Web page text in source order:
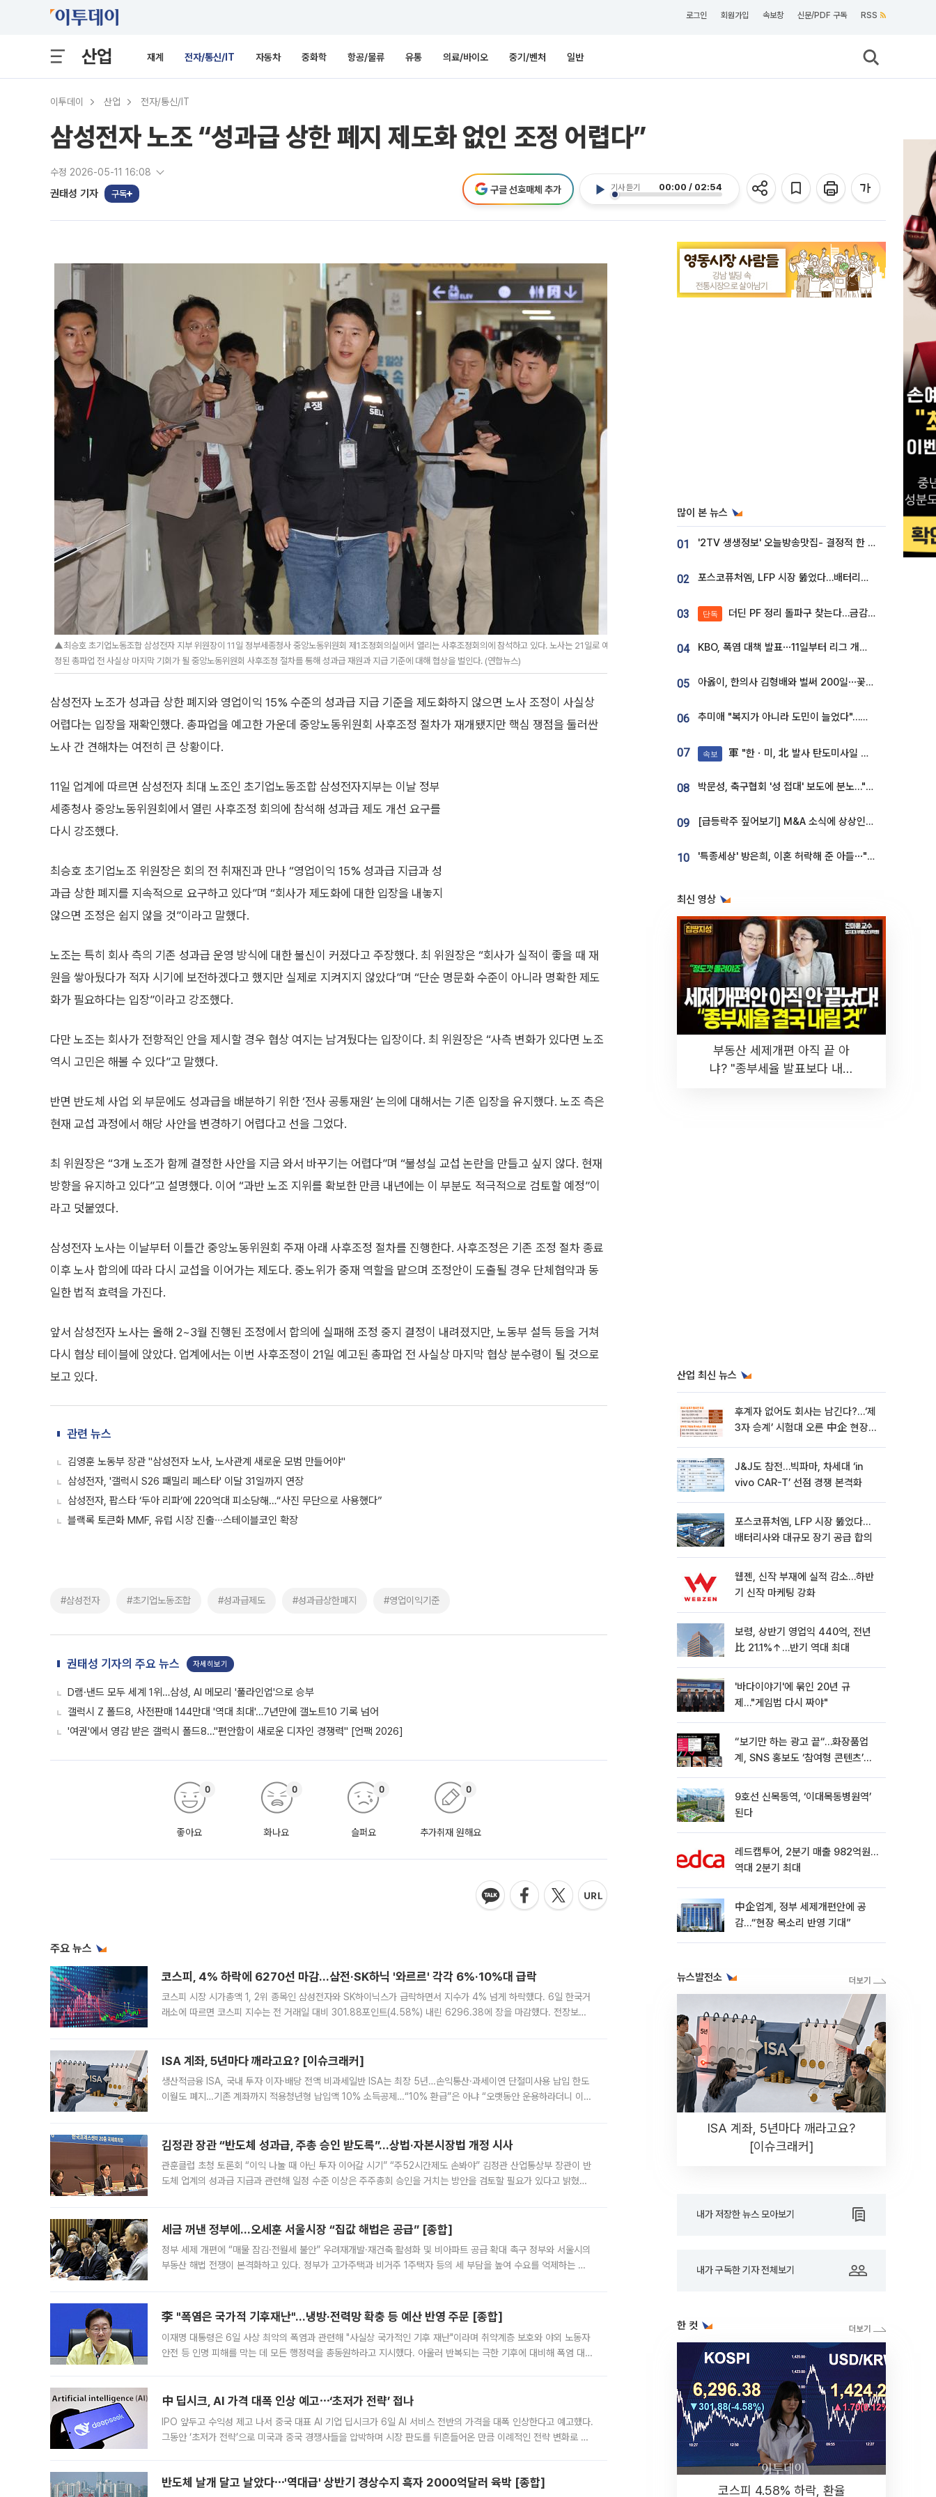
로그인 회원가입 속보창 신문/PDF 구독 RSS
산업 재계 전자/통신/IT 자동차 중화학 항공/물류 유통 의료/바이오 중기/벤처 일반
이투데이 산업 전자/통신/IT
삼성전자 노조 “성과급 상한 폐지 제도화 없인 조정 어렵다”
수정 2026-05-11 16:08
권태성 기자 구독
기사 듣기 00:00 / 02:54
구글 선호매체 추가
▲최승호 초기업노동조합 삼성전자 지부 위원장이 11일 정부세종청사 중앙노동위원회 제1조정회의실에서 열리는 사후조정회의에 참석하고 있다. 노사는 21일로 예
정된 총파업 전 사실상 마지막 기회가 될 중앙노동위원회 사후조정 절차를 통해 성과급 재원과 지급 기준에 대해 협상을 벌인다. (연합뉴스)
삼성전자 노조가 성과급 상한 폐지와 영업이익 15% 수준의 성과급 지급 기준을 제도화하지 않으면 노사 조정이 사실상
어렵다는 입장을 재확인했다. 총파업을 예고한 가운데 중앙노동위원회 사후조정 절차가 재개됐지만 핵심 쟁점을 둘러싼
노사 간 견해차는 여전히 큰 상황이다.
11일 업계에 따르면 삼성전자 최대 노조인 초기업노동조합 삼성전자지부는 이날 정부
세종청사 중앙노동위원회에서 열린 사후조정 회의에 참석해 성과급 제도 개선 요구를
다시 강조했다.
최승호 초기업노조 위원장은 회의 전 취재진과 만나 “영업이익 15% 성과급 지급과 성
과급 상한 폐지를 지속적으로 요구하고 있다”며 “회사가 제도화에 대한 입장을 내놓지
않으면 조정은 쉽지 않을 것”이라고 말했다.
노조는 특히 회사 측의 기존 성과급 운영 방식에 대한 불신이 커졌다고 주장했다. 최 위원장은 “회사가 실적이 좋을 때 재
원을 쌓아뒀다가 적자 시기에 보전하겠다고 했지만 실제로 지켜지지 않았다”며 “단순 명문화 수준이 아니라 명확한 제도
화가 필요하다는 입장”이라고 강조했다.
다만 노조는 회사가 전향적인 안을 제시할 경우 협상 여지는 남겨뒀다는 입장이다. 최 위원장은 “사측 변화가 있다면 노조
역시 고민은 해볼 수 있다”고 말했다.
반면 반도체 사업 외 부문에도 성과급을 배분하기 위한 ‘전사 공통재원’ 논의에 대해서는 기존 입장을 유지했다. 노조 측은
현재 교섭 과정에서 해당 사안을 변경하기 어렵다고 선을 그었다.
최 위원장은 “3개 노조가 함께 결정한 사안을 지금 와서 바꾸기는 어렵다”며 “불성실 교섭 논란을 만들고 싶지 않다. 현재
방향을 유지하고 있다”고 설명했다. 이어 “과반 노조 지위를 확보한 만큼 내년에는 이 부분도 적극적으로 검토할 예정”이
라고 덧붙였다.
삼성전자 노사는 이날부터 이틀간 중앙노동위원회 주재 아래 사후조정 절차를 진행한다. 사후조정은 기존 조정 절차 종료
이후 노사 합의에 따라 다시 교섭을 이어가는 제도다. 중노위가 중재 역할을 맡으며 조정안이 도출될 경우 단체협약과 동
일한 법적 효력을 가진다.
앞서 삼성전자 노사는 올해 2~3월 진행된 조정에서 합의에 실패해 조정 중지 결정이 내려졌지만, 노동부 설득 등을 거쳐
다시 협상 테이블에 앉았다. 업계에서는 이번 사후조정이 21일 예고된 총파업 전 사실상 마지막 협상 분수령이 될 것으로
보고 있다.
관련 뉴스
김영훈 노동부 장관 "삼성전자 노사, 노사관계 새로운 모범 만들어야"
삼성전자, '갤럭시 S26 패밀리 페스타' 이달 31일까지 연장
삼성전자, 팝스타 ‘두아 리파’에 220억대 피소당해…“사진 무단으로 사용했다”
블랙록 토큰화 MMF, 유럽 시장 진출∙∙∙스테이블코인 확장
#삼성전자 #초기업노동조합 #성과급제도 #성과급상한폐지 #영업이익기준
권태성 기자의 주요 뉴스 자세히보기
D램·낸드 모두 세계 1위…삼성, AI 메모리 '풀라인업'으로 승부
갤럭시 Z 폴드8, 사전판매 144만대 '역대 최대'…7년만에 갤노트10 기록 넘어
'여권'에서 영감 받은 갤럭시 폴드8…"편안함이 새로운 디자인 경쟁력" [언팩 2026]
좋아요
0
화나요
0
슬퍼요
0
추가취재 원해요
0
주요 뉴스
코스피, 4% 하락에 6270선 마감…삼전·SK하닉 '와르르' 각각 6%·10%대 급락
코스피 시장 시가총액 1, 2위 종목인 삼성전자와 SK하이닉스가 급락하면서 지수가 4% 넘게 하락했다. 6일 한국거
래소에 따르면 코스피 지수는 전 거래일 대비 301.88포인트(4.58%) 내린 6296.38에 장을 마감했다. 전장보다
ISA 계좌, 5년마다 깨라고요? [이슈크래커]
생산적금융 ISA, 국내 투자 이자·배당 전액 비과세일반 ISA는 최장 5년…손익통산·과세이연 단절미사용 납입 한도
이월도 폐지…기존 계좌까지 적용청년형 납입액 10% 소득공제…“10% 환급”은 아냐 “오랫동안 운용하라더니 이제
김정관 장관 “반도체 성과급, 주총 승인 받도록”…상법·자본시장법 개정 시사
관훈클럽 초청 토론회 “이익 나눌 때 아닌 투자 이어갈 시기” “주52시간제도 손봐야” 김정관 산업통상부 장관이 반
도체 업계의 성과급 지급과 관련해 일정 수준 이상은 주주총회 승인을 거치는 방안을 검토할 필요가 있다고 밝혔다.
세금 꺼낸 정부에…오세훈 서울시장 “집값 해법은 공급” [종합]
정부 세제 개편에 “매물 잠김·전월세 불안” 우려재개발·재건축 활성화 및 비아파트 공급 확대 촉구 정부와 서울시의
부동산 해법 전쟁이 본격화하고 있다. 정부가 고가주택과 비거주 1주택자 등의 세 부담을 높여 수요를 억제하는 카
李 "폭염은 국가적 기후재난"…냉방·전력망 확충 등 예산 반영 주문 [종합]
이재명 대통령은 6일 사상 최악의 폭염과 관련해 "사실상 국가적인 기후 재난"이라며 취약계층 보호와 야외 노동자
안전 등 인명 피해를 막는 데 모든 행정력을 총동원하라고 지시했다. 아울러 반복되는 극한 기후에 대비해 폭염 대응
中 딥시크, AI 가격 대폭 인상 예고⋯‘초저가 전략’ 접나
IPO 앞두고 수익성 제고 나서 중국 대표 AI 기업 딥시크가 6일 AI 서비스 전반의 가격을 대폭 인상한다고 예고했다.
그동안 ‘초저가 전략’으로 미국과 중국 경쟁사들을 압박하며 시장 판도를 뒤흔들어온 만큼 이례적인 전략 변화로 평
반도체 날개 달고 날았다⋯'역대급' 상반기 경상수지 흑자 2000억달러 육박 [종합]
많이 본 뉴스
01 '2TV 생생정보' 오늘방송맛집- 결정적 한 수, 3종 메밀면! 메밀 소바 맛집 '의○○○○'
02 포스코퓨처엠, LFP 시장 뚫었다…배터리사와 대규모 장기 공급 합의
03 단독 더딘 PF 정리 돌파구 찾는다…금감원, 1년 반 만에 매각설명회 재개
04 KBO, 폭염 대책 발표⋯11일부터 리그 개시ㆍ경기 오후 7시 시작
05 아옳이, 한의사 김형배와 벌써 200일⋯꽃다발 들고 "프러포즈 아냐"
06 추미애 "복지가 아니라 도민이 늘었다"…재정난 책임론 정면돌파
07 속보 軍 "한ㆍ미, 北 발사 탄도미사일 제원 정밀분석 중"
08 박문성, 축구협회 '성 접대' 보도에 분노…"다 말아먹으려고 작정했나"
09 [급등락주 짚어보기] M&A 소식에 상상인증권ㆍ유니켐 ‘상한가’⋯유증 제동 걸린 SK디앤디↑
10 '특종세상' 방은희, 이혼 허락해 준 아들⋯"너무 잘 커줬다" 오열
최신 영상
부동산 세제개편 아직 끝 아
냐? "종부세율 발표보다 내릴
산업 최신 뉴스
후계자 없어도 회사는 남긴다?…‘제
3자 승계’ 시험대 오른 中企 현장
J&J도 참전…빅파마, 차세대 ‘in
vivo CAR-T’ 선점 경쟁 본격화
포스코퓨처엠, LFP 시장 뚫었다…
배터리사와 대규모 장기 공급 합의
웹젠, 신작 부재에 실적 감소…하반
기 신작 마케팅 강화
보령, 상반기 영업익 440억, 전년
比 21.1%↑…반기 역대 최대
'바다이야기'에 묶인 20년 규
제…"게임법 다시 짜야"
“보기만 하는 광고 끝“…화장품업
계, SNS 홍보도 ‘참여형 콘텐츠’로
9호선 신목동역, ‘이대목동병원역’
된다
레드캡투어, 2분기 매출 982억원…
역대 2분기 최대
中企업계, 정부 세제개편안에 공
감…“현장 목소리 반영 기대”
뉴스발전소
ISA 계좌, 5년마다 깨라고요?
[이슈크래커]
내가 저장한 뉴스 모아보기
내가 구독한 기자 전체보기
한 컷
코스피 4.58% 하락, 환율